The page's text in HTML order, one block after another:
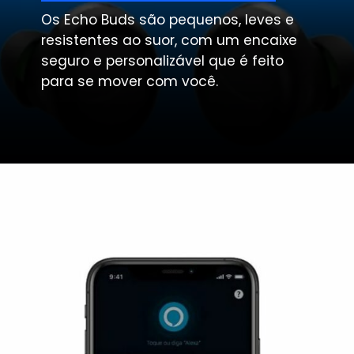
Os Echo Buds são pequenos, leves e
resistentes ao suor, com um encaixe
seguro e personalizável que é feito
para se mover com você.